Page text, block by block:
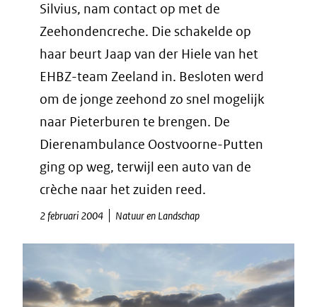
Silvius, nam contact op met de
Zeehondencreche. Die schakelde op
haar beurt Jaap van der Hiele van het
EHBZ-team Zeeland in. Besloten werd
om de jonge zeehond zo snel mogelijk
naar Pieterburen te brengen. De
Dierenambulance Oostvoorne-Putten
ging op weg, terwijl een auto van de
crèche naar het zuiden reed.
2 februari 2004 Natuur en Landschap